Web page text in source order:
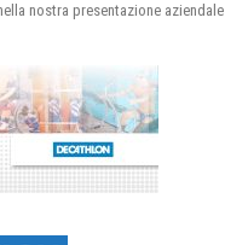
nostra presentazione aziendale